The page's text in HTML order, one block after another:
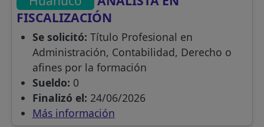
FISCALIZACIÓN
Se solicitó: Título Profesional en
Administración, Contabilidad, Derecho o
afines por la formación
Sueldo: 0
Finalizó el: 24/06/2026
Más información